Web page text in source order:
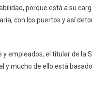
porque está a su
con los puertos y así
empleados, el titular de la
y mucho de ello está